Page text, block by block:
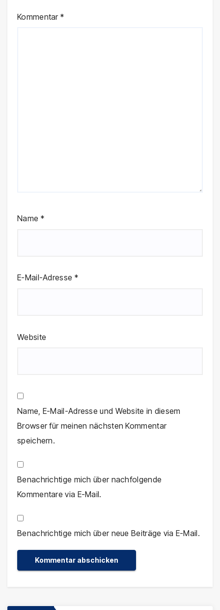
Kommentar*
Name *
E-Mail-Adresse *
Website
Name, E-Mail-Adresse und Website in diesem
Browser für meinen nächsten Kommentar
speichern.
Benachrichtige mich über nachfolgende
Kommentare via E-Mail.
Benachrichtige mich über neue Beiträge via E-Mail.